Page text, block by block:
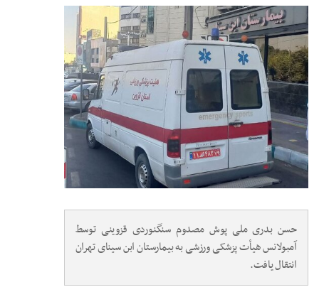
حسن بدری ملی پوش مصدوم سنگنوردی قزوینی توسط
آمبولانس هیأت پزشکی ورزشی به بیمارستان ابن سینای تهران
انتقال یافت.